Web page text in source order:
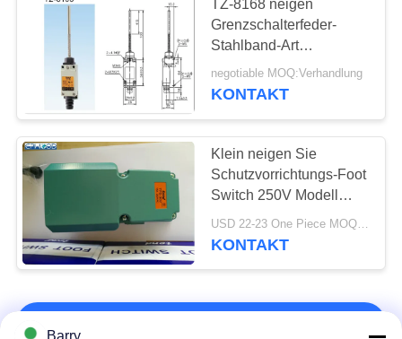
TZ-8168 neigen
Grenzschalterfeder-
Stahlband-Art
staubdichten Entwurf
negotiable MOQ:Verhandlung
KONTAKT
Klein neigen Sie
Schutzvorrichtungs-Foot
Switch 250V Modell
Wechselstroms
Kompaktbauweise-TFS-
KONTAKT
Barry